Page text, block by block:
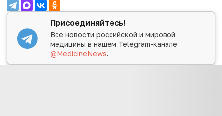
Присоединяйтесь!
Все новости российской и мировой
медицины в нашем Telegram-канале
@MedicineNews.